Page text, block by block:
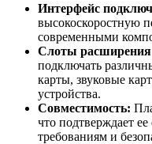
Интерфейс
высокоскоростную
современными
Слоты
подключать
карты, звуковые
устройства.
Совместимость:
что подтверждает
требованиям и